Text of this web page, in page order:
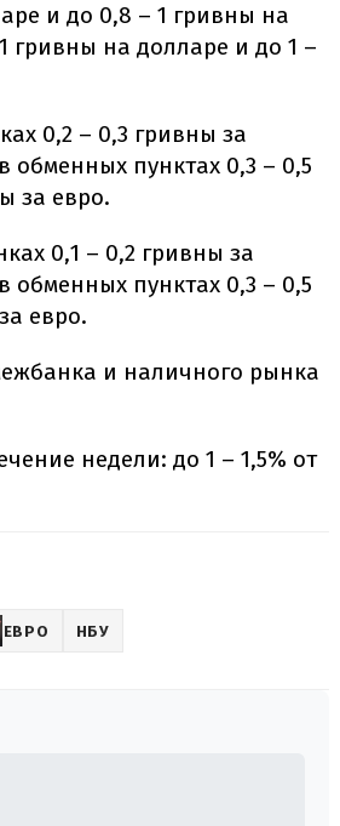
и до 0,8 – 1 гривны на
гривны на долларе и до 1 –
0,2 – 0,3 гривны за
обменных пунктах 0,3 – 0,5
за евро.
0,1 – 0,2 гривны за
обменных пунктах 0,3 – 0,5
евро.
и наличного рынка
недели: до 1 – 1,5% от
ЕВРО НБУ